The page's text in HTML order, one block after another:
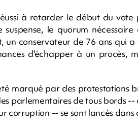
à retarder le début du vote
le quorum
un conservateur de 76 ans qui
d'échapper à un procès,
marqué par des protestations
parlementaires de tous bords
corruption -- se sont lancés dans